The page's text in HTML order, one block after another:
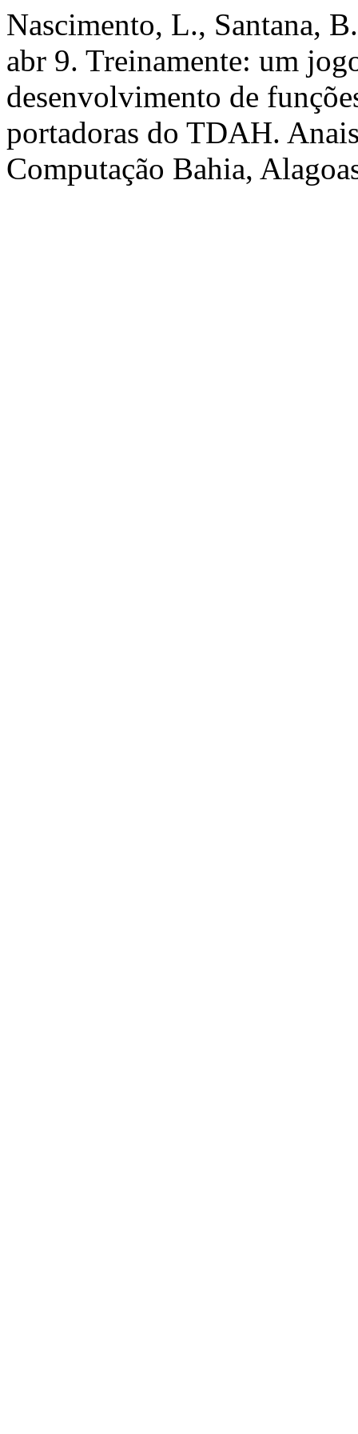
Nascimento, L., Santana,
abr 9. Treinamente: um
desenvolvimento de
portadoras do TDAH.
Computação Bahia,